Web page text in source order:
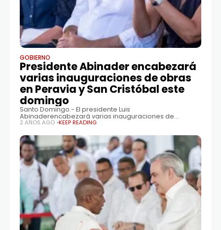
GOBIERNO
Presidente Abinader encabezará
varias inauguraciones de obras
en Peravia y San Cristóbal este
domingo
Santo Domingo.- El presidente Luis
Abinaderencabezará varias inauguraciones de
obraseste domingo en las provincias de Peravia y San
la región sur del país. Las obras
2 AÑOS AGO KEEP READING